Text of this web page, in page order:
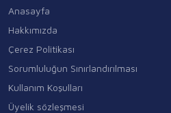
Anasayfa
Hakkımızda
Çerez Politikası
Sorumluluğun Sınırlandırılması
Kullanım Koşulları
Üyelik sözleşmesi